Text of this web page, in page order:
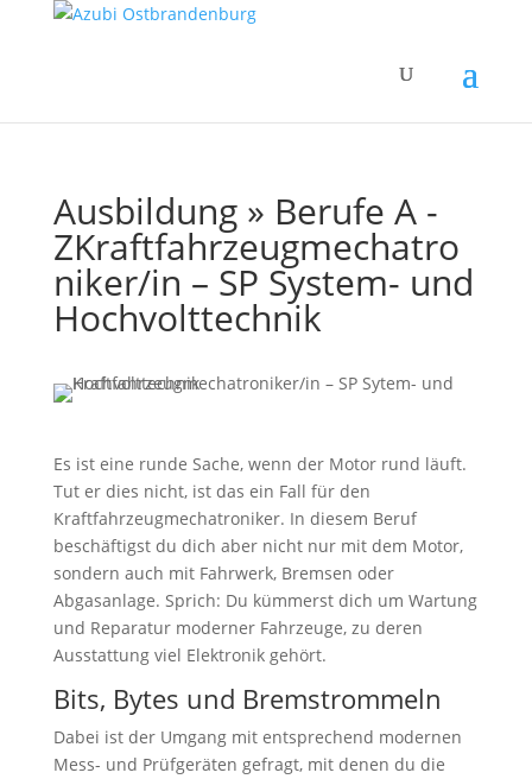
Ausbildung » Berufe A -
ZKraftfahrzeugmechatro
niker/in – SP System- und
Hochvolttechnik
Es ist eine runde Sache, wenn der Motor rund läuft.
Tut er dies nicht, ist das ein Fall für den
Kraftfahrzeugmechatroniker. In diesem Beruf
beschäftigst du dich aber nicht nur mit dem Motor,
sondern auch mit Fahrwerk, Bremsen oder
Abgasanlage. Sprich: Du kümmerst dich um Wartung
und Reparatur moderner Fahrzeuge, zu deren
Ausstattung viel Elektronik gehört.
Bits, Bytes und Bremstrommeln
Dabei ist der Umgang mit entsprechend modernen
Mess- und Prüfgeräten gefragt, mit denen du die